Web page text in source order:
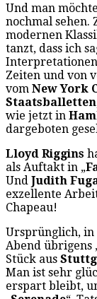
Und man
nochmal sehen.
modernen
tanzt, dass ich
Interpretationen
Zeiten und von
vom New York
Staatsballetten
wie jetzt in
dargeboten
Lloyd Riggins
als Auftakt in „
Und Judith
exzellente
Chapeau!
Ursprünglich, in
Abend übrigens
Stück aus
Man ist sehr
erspart bleibt,